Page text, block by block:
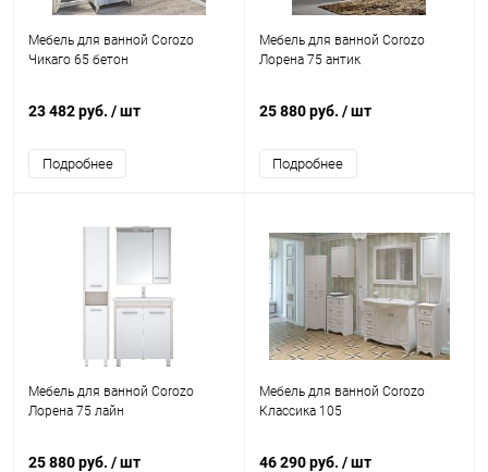
Мебель для ванной Corozo
Чикаго 65 бетон
23 482 руб. / шт
Подробнее
Мебель для ванной Corozo
Лорена 75 антик
25 880 руб. / шт
Подробнее
Мебель для ванной Corozo
Лорена 75 лайн
25 880 руб. / шт
Мебель для ванной Corozo
Классика 105
46 290 руб. / шт